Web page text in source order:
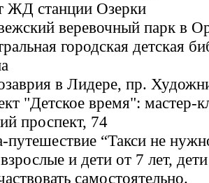
ЖД станции Озерки
веревочный парк в
городская детская
в Лидере, пр.
"Детское время": мастер-
проспект, 74
путешествие “Такси не
и дети от 7 лет,
самостоятельно.